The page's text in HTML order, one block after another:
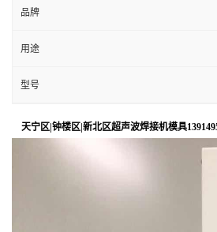
品牌
用途
型号
天宁区|钟楼区|新北区超声波焊接机模具